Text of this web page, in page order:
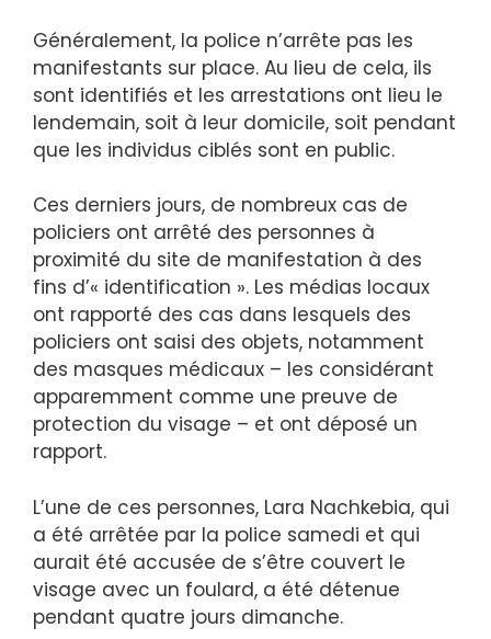
Généralement, la police n’arrête pas les
manifestants sur place. Au lieu de cela, ils
sont identifiés et les arrestations ont lieu le
lendemain, soit à leur domicile, soit pendant
que les individus ciblés sont en public.
Ces derniers jours, de nombreux cas de
policiers ont arrêté des personnes à
proximité du site de manifestation à des
fins d’« identification ». Les médias locaux
ont rapporté des cas dans lesquels des
policiers ont saisi des objets, notamment
des masques médicaux – les considérant
apparemment comme une preuve de
protection du visage – et ont déposé un
rapport.
L’une de ces personnes, Lara Nachkebia, qui
a été arrêtée par la police samedi et qui
aurait été accusée de s’être couvert le
visage avec un foulard, a été détenue
pendant quatre jours dimanche.